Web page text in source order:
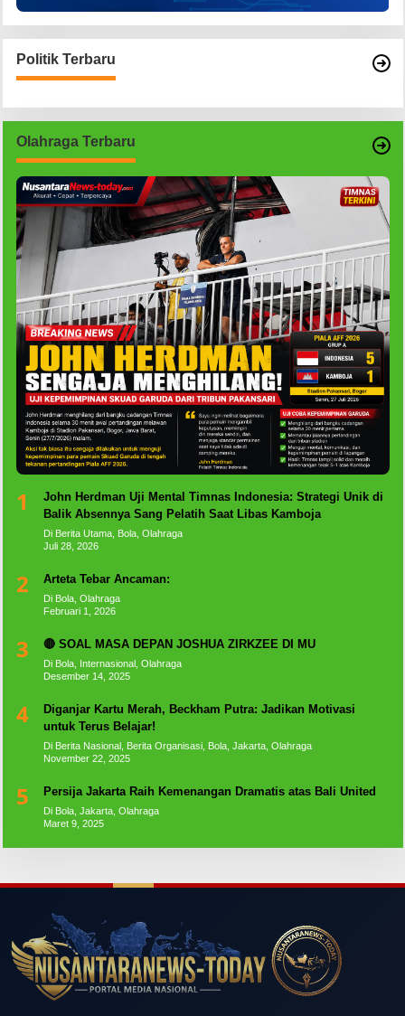
Politik Terbaru
Olahraga Terbaru
1
John Herdman Uji Mental Timnas Indonesia: Strategi Unik di
Balik Absennya Sang Pelatih Saat Libas Kamboja
Di Berita Utama, Bola, Olahraga
Juli 28, 2026
2 Arteta Tebar Ancaman:
Di Bola, Olahraga
Februari 1, 2026
3 🔴 SOAL MASA DEPAN JOSHUA ZIRKZEE DI MU
Di Bola, Internasional, Olahraga
Desember 14, 2025
4
Diganjar Kartu Merah, Beckham Putra: Jadikan Motivasi
untuk Terus Belajar!
Di Berita Nasional, Berita Organisasi, Bola, Jakarta, Olahraga
November 22, 2025
5 Persija Jakarta Raih Kemenangan Dramatis atas Bali United
Di Bola, Jakarta, Olahraga
Maret 9, 2025